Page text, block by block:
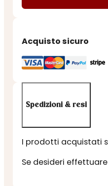
-
Acquisto sicuro
Spedizioni & resi
I prodotti acquistati
Se desideri